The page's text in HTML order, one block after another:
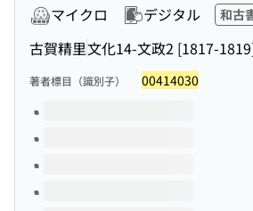
マイクロ デジタル 和古
古賀精里文化14-文政2 [1817-
著者標目（識別子） 00414030
このタイトルの巻号